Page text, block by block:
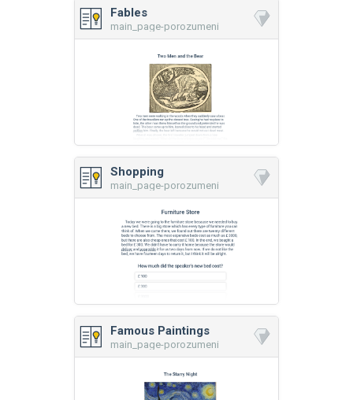
Fables
main_page-porozumeni
Shopping
main_page-porozumeni
Famous Paintings
main_page-porozumeni